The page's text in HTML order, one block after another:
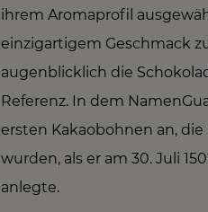
ihrem Aromaprofil
einzigartigem Geschmack
augenblicklich die
Referenz. In dem
ersten Kakaobohnen an,
wurden, als er am 30. Juli
anlegte.